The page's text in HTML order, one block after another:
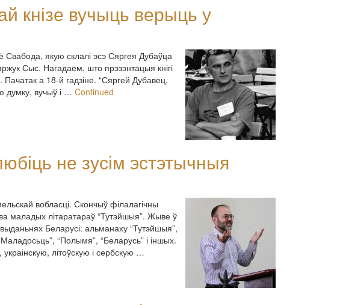
кнізе вучыць верыць у
Свабода, якую склалі эсэ Сяргея Дубаўца
Сыс. Нагадаем, што прэзэнтацыя кнігі
а 18-й гадзіне. “Сяргей Дубавец,
думку, вучыў і … Continued
не зусім эстэтычныя
вобласці. Скончыў філалагічны
маладых літаратараў “Тутэйшыя”. Жыве ў
Беларусі: альманаху “Тутэйшыя”,
“Полымя”, “Беларусь” і іншых.
літоўскую і сербскую …